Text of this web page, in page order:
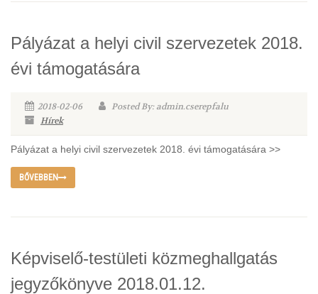
Pályázat a helyi civil szervezetek 2018.
évi támogatására
2018-02-06
Posted By: admin.cserepfalu
Hírek
Pályázat a helyi civil szervezetek 2018. évi támogatására >>
BŐVEBBEN
Képviselő-testületi közmeghallgatás
jegyzőkönyve 2018.01.12.